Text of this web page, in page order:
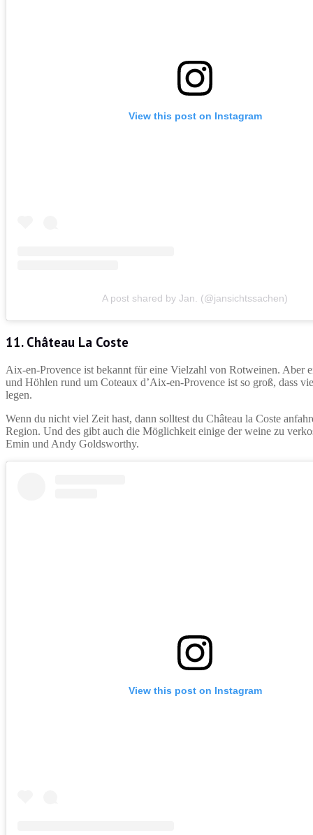
View this post on Instagram
A post shared by Jan. (@jansichtssachen)
11. Château La Coste
Aix-en-Provence ist bekannt für eine Vielzahl von Rotweinen.
und Höhlen rund um Coteaux d’Aix-en-Provence ist so groß, dass
legen.
Wenn du nicht viel Zeit hast, dann solltest du Château la Coste
Region. Und des gibt auch die Möglichkeit einige der weine zu
Emin und Andy Goldsworthy.
View this post on Instagram